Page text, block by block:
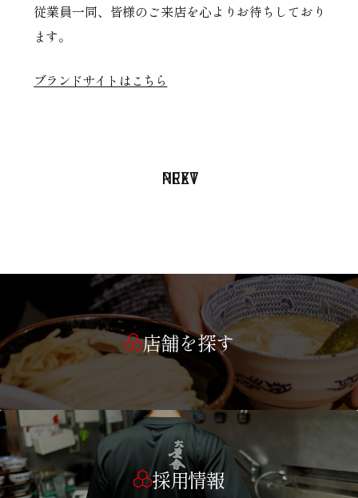
従業員一同、皆様のご来店を心よりお待ちしており
ます。
ブランドサイトはこちら
PREV
NEXT
店舗を探す
採用情報